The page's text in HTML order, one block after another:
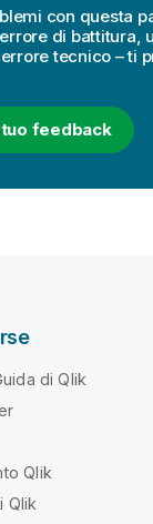
con questa
di battitura,
tecnico – ti
feedback
di Qlik
Qlik
Qlik